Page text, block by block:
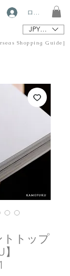
ログイン
JPY (¥)
Shopping Guide]
トトップ